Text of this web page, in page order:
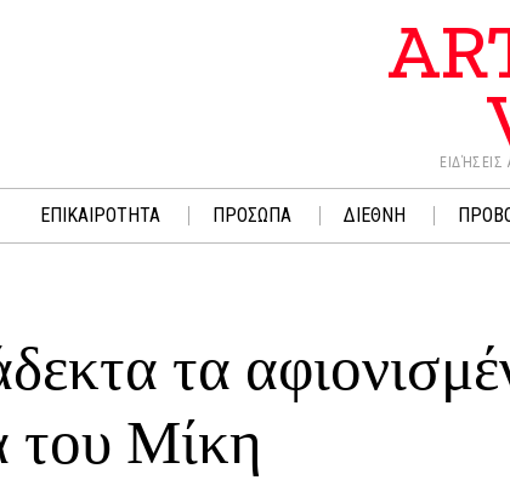
ΕΠΙΚΑΙΡΟΤΗΤΑ ΠΡΟΣΩΠΑ ΔΙΕΘΝΗ
τα
του Μίκη